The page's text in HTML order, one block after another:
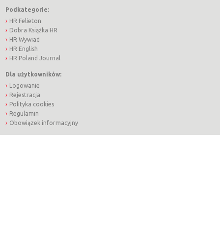
Podkategorie:
HR Felieton
Dobra Książka HR
HR Wywiad
HR English
HR Poland Journal
Dla użytkowników:
Logowanie
Rejestracja
Polityka cookies
Regulamin
Obowiązek informacyjny